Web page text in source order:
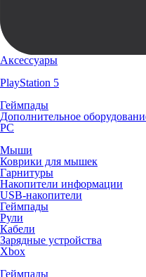
Аксессуары
PlayStation 5
Геймпады
Дополнительное
PC
Мыши
Коврики для мышек
Гарнитуры
Накопители информации
USB-накопители
Геймпады
Рули
Кабели
Зарядные устройства
Xbox
Геймпады